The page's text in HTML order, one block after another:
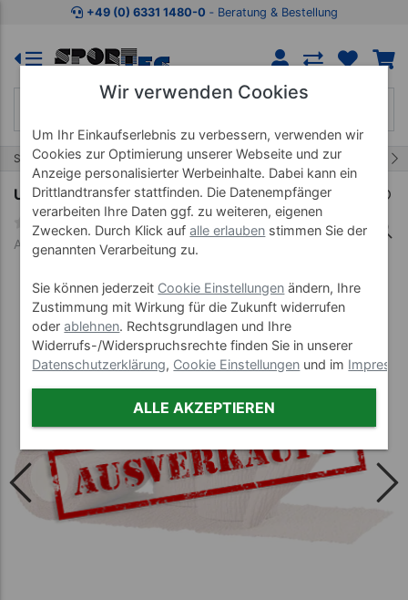
Zum Kaufbereich springen Zur Produktbeschreibung
+49 (0) 6331 1480-0 ‐ Beratung & Bestellung
Start Bandagen & Tapes Tape
Urgohaft, LxB 4,5 m x 8 cm
Art-Nr. 28675
Wir verwenden Cookies
Um Ihr Einkaufserlebnis zu verbessern, verwenden wir
Cookies zur Optimierung unserer Webseite und zur
Anzeige personalisierter Werbeinhalte. Dabei kann ein
Drittlandtransfer stattfinden. Die Datenempfänger
verarbeiten Ihre Daten ggf. zu weiteren, eigenen
Zwecken. Durch Klick aufalle erlauben stimmen Sie der
genannten Verarbeitung zu.
Sie können jederzeit Cookie Einstellungen ändern, Ihre
Zustimmung mit Wirkung für die Zukunft widerrufen
oderablehnen. Rechtsgrundlagen und Ihre
Widerrufs-/Widerspruchsrechte finden Sie in unserer
Datenschutzerklärung, Cookie Einstellungen und im
ALLE AKZEPTIEREN